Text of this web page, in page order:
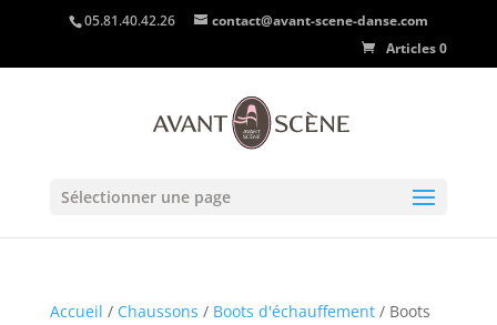
05.81.40.42.26
contact@avant-scene-danse.com
Articles 0
Sélectionner une page
Accueil / Chaussons / Boots d'échauffement/ Boots